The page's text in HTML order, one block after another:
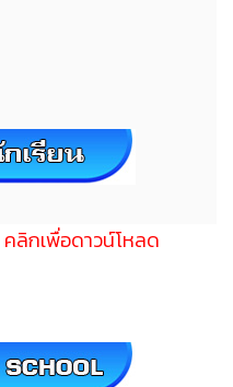
คลิกเพื่อดาวน์โหลด